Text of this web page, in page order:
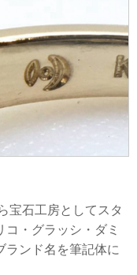
宝石工房としてスタ
・グラッシ・ダミ
ランド名を筆記体に